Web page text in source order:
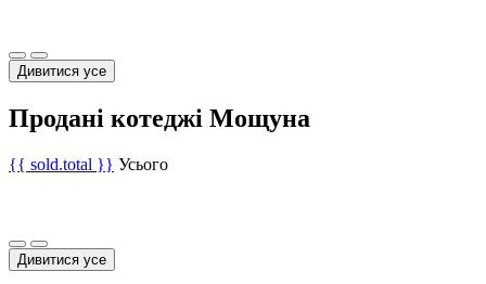
Дивитися усе
Продані котеджі Мощуна
{{ sold.total }} Усього
Дивитися усе